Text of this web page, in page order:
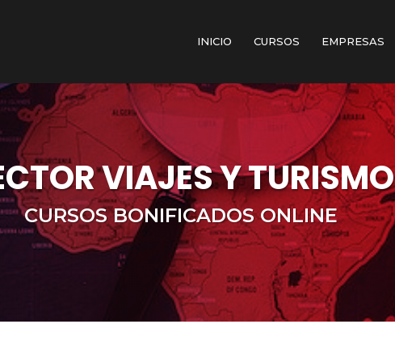
INICIO CURSOS EMPRESAS
VIAJES Y TURISMO
CURSOS BONIFICADOS ONLINE